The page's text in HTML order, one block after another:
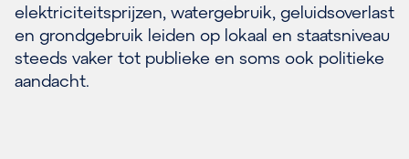
elektriciteitsprijzen, watergebruik, geluidsoverlast
en grondgebruik leiden op lokaal en staatsniveau
steeds vaker tot publieke en soms ook politieke
aandacht.